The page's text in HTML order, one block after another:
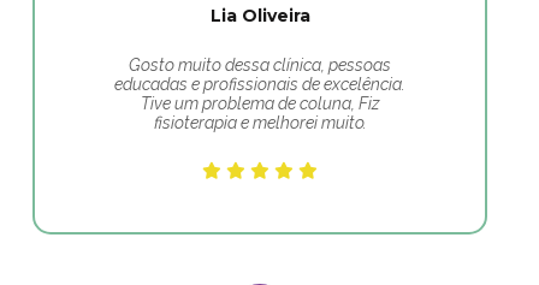
Lia Oliveira
Gosto muito dessa clínica, pessoas
educadas e profissionais de excelência.
Tive um problema de coluna, Fiz
fisioterapia e melhorei muito.